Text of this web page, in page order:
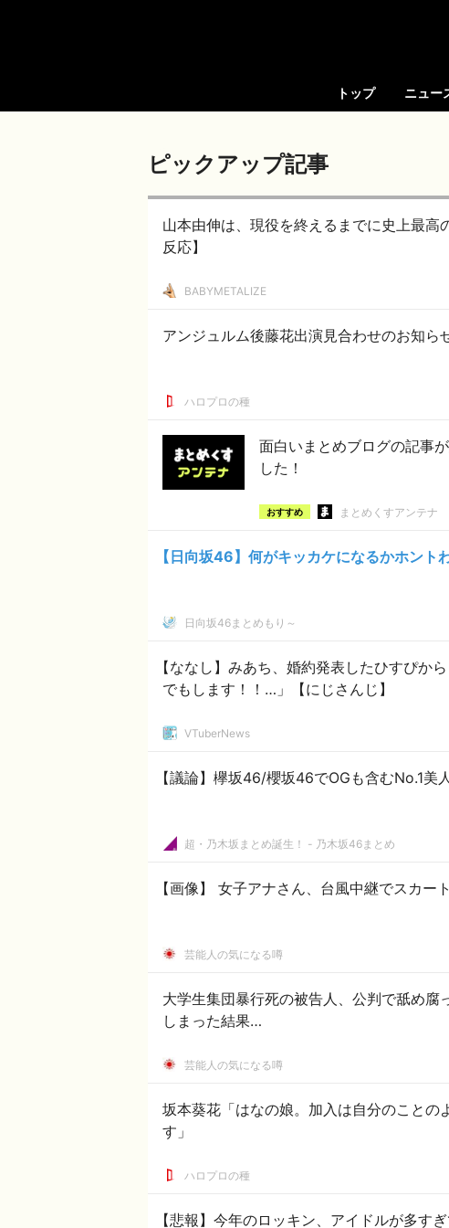
トップ ニュー
ピックアップ記事
山本由伸は、現役を終えるまでに史上最
反応】
BABYMETALIZE
アンジュルム後藤花出演見合わせのお知ら
ハロプロの種
面白いまとめブログの記事
した！
おすすめ まとめくすアンテナ
【日向坂46】何がキッカケになるかホント
日向坂46まとめもり～
【ななし】みあち、婚約発表したひすぴか
でもします！！…」【にじさんじ】
VTuberNews
【議論】欅坂46/櫻坂46でOGも含むNo.1美
超・乃木坂まとめ誕生！ - 乃木坂46まとめ
【画像】 女子アナさん、台風中継でスカー
芸能人の気になる噂
大学生集団暴行死の被告人、公判で舐め
しまった結果…
芸能人の気になる噂
坂本葵花「はなの娘。加入は自分のことの
す」
ハロプロの種
【悲報】今年のロッキン、アイドルが多す